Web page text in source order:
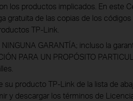
los productos implicados. En este
gratuita de las copias de los
TP-Link.
GARANTÍA; incluso la
PARA UN PROPÓSITO
su producto TP-Link de la lista de
y descargar los términos de Licencia